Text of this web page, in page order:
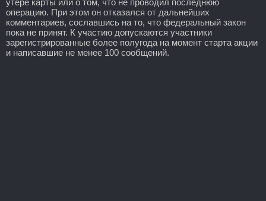
операцию. При этом он отказался от дальнейших
комментариев, сославшись на то, что федеральный закон
пока не принят. К участию допускаются участники
зарегистрированные более полугода на момент старта акции
и написавшие не менее 100 сообщений.